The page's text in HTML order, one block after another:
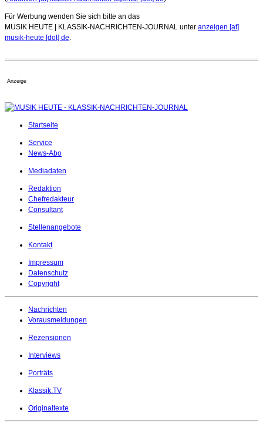
Für Werbung wenden Sie sich bitte an das
MUSIK HEUTE | KLASSIK-NACHRICHTEN-JOURNAL unter anzeigen [at]
musik-heute [dot] de.
Anzeige
Startseite
Service
News-Abo
Mediadaten
Redaktion
Chefredakteur
Consultant
Stellenangebote
Kontakt
Impressum
Datenschutz
Copyright
Nachrichten
Vorausmeldungen
Rezensionen
Interviews
Porträts
Klassik.TV
Originaltexte